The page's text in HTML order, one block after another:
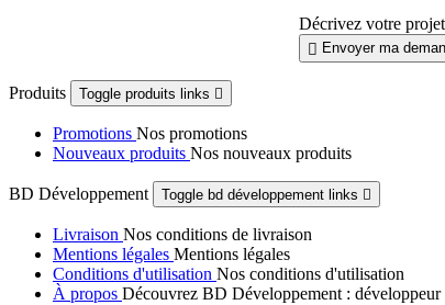
Décrivez votre projet
 Envoyer ma
Produits Toggle produits links 
Promotions Nos promotions
Nouveaux produits Nos nouveaux produits
BD Développement Toggle bd développement links 
Livraison Nos conditions de livraison
Mentions légales Mentions légales
Conditions d'utilisation Nos conditions d'utilisation
À propos Découvrez BD Développement : développeur